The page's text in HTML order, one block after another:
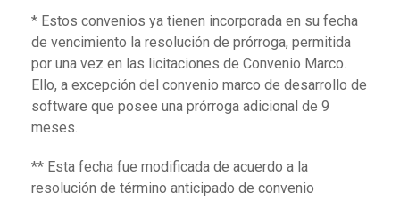
* Estos convenios ya tienen incorporada en su fecha
de vencimiento la resolución de prórroga, permitida
por una vez en las licitaciones de Convenio Marco.
Ello, a excepción del convenio marco de desarrollo de
software que posee una prórroga adicional de 9
meses.
** Esta fecha fue modificada de acuerdo a la
resolución de término anticipado de convenio